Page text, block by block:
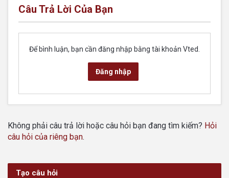
Câu Trả Lời Của Bạn
Để bình luận, bạn cần đăng nhập bằng tài khoản Vted.
Đăng nhập
Không phải câu trả lời hoặc câu hỏi bạn đang tìm kiếm? Hỏi
câu hỏi của riêng bạn.
Tạo câu hỏi